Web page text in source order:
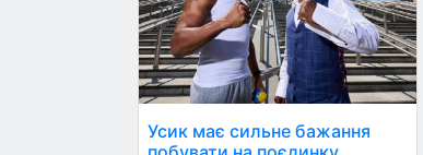
Усик має сильне бажання